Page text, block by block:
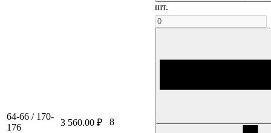
шт.
64-66 / 170-
176
3 560.00 ₽ 8